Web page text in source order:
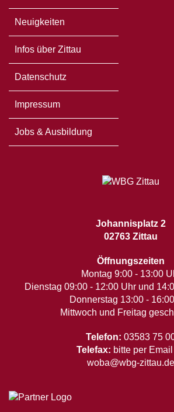
Neuigkeiten
Infos über Zittau
Datenschutz
Impressum
Jobs & Ausbildung
Johannisplatz 2
02763 Zittau
Öffnungszeiten
Montag 9:00 - 13:00
Dienstag 09:00 - 12:00 Uhr und
Donnerstag 13:00 -
Mittwoch und Freitag
Telefon: 03583 75
Telefax: bitte per
woba@wbg-zittau.de